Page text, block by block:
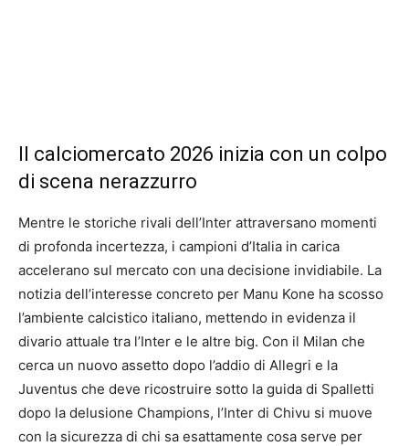
Il calciomercato 2026 inizia con un colpo
di scena nerazzurro
Mentre le storiche rivali dell’Inter attraversano momenti
di profonda incertezza, i campioni d’Italia in carica
accelerano sul mercato con una decisione invidiabile. La
notizia dell’interesse concreto per Manu Kone ha scosso
l’ambiente calcistico italiano, mettendo in evidenza il
divario attuale tra l’Inter e le altre big. Con il Milan che
cerca un nuovo assetto dopo l’addio di Allegri e la
Juventus che deve ricostruire sotto la guida di Spalletti
dopo la delusione Champions, l’Inter di Chivu si muove
con la sicurezza di chi sa esattamente cosa serve per